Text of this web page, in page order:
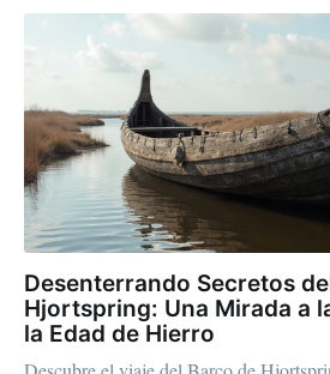
Desenterrando Secretos
Hjortspring: Una Mirada a
la Edad de Hierro